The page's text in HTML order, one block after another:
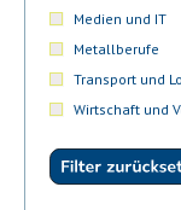
Medien und IT
Metallberufe
Transport und
Wirtschaft und